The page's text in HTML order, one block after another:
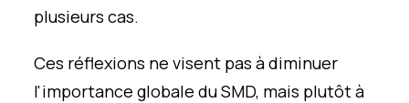
plusieurs cas.
Ces réflexions ne visent pas à diminuer
l'importance globale du SMD, mais plutôt à